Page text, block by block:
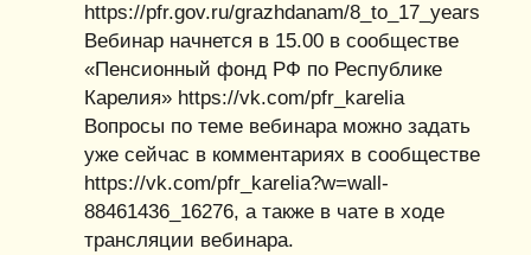
https://pfr.gov.ru/grazhdanam/8_to_17_years
Вебинар начнется в 15.00 в сообществе
«Пенсионный фонд РФ по Республике
Карелия» https://vk.com/pfr_karelia
Вопросы по теме вебинара можно задать
уже сейчас в комментариях в сообществе
https://vk.com/pfr_karelia?w=wall-
88461436_16276, а также в чате в ходе
трансляции вебинара.